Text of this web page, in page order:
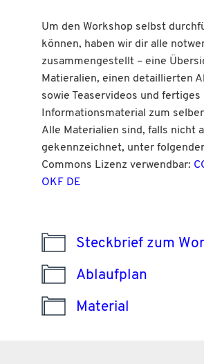
Um den Workshop selbst
können, haben wir dir alle
zusammengestellt – eine
Matieralien, einen detaillierten
sowie Teaservideos und fertiges
Informationsmaterial zum
Alle Materialien sind, falls nicht
gekennzeichnet, unter
Commons Lizenz verwendbar:
OKF DE
Steckbrief zum
Ablaufplan
Material